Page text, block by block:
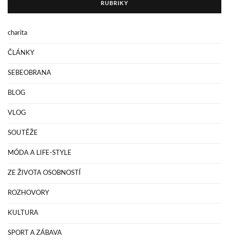
RUBRIKY
charita
ČLÁNKY
SEBEOBRANA
BLOG
VLOG
SOUTĚŽE
MÓDA A LIFE-STYLE
ZE ŽIVOTA OSOBNOSTÍ
ROZHOVORY
KULTURA
SPORT A ZÁBAVA